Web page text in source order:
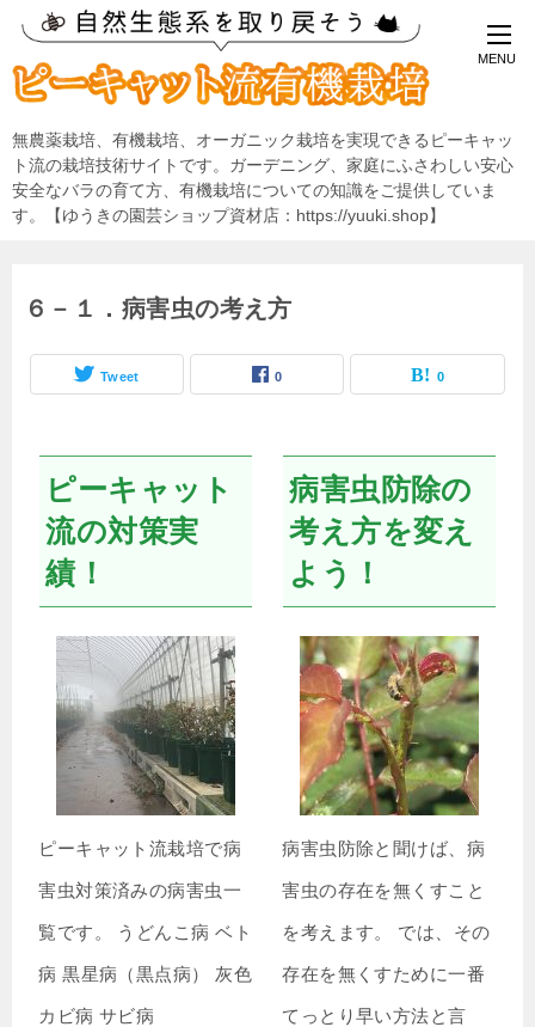
無農薬栽培、有機栽培、オーガニック栽培を実現できるピーキャッ
ト流の栽培技術サイトです。ガーデニング、家庭にふさわしい安心
安全なバラの育て方、有機栽培についての知識をご提供していま
す。【ゆうきの園芸ショップ資材店：https://yuuki.shop】
６－１．病害虫の考え方
Tweet 0 0
ピーキャット
流の対策実
績！
ピーキャット流栽培で病
害虫対策済みの病害虫一
覧です。 うどんこ病 ベト
病 黒星病（黒点病） 灰色
カビ病 サビ病
病害虫防除の
考え方を変え
よう！
病害虫防除と聞けば、病
害虫の存在を無くすこと
を考えます。 では、その
存在を無くすために一番
てっとり早い方法と言